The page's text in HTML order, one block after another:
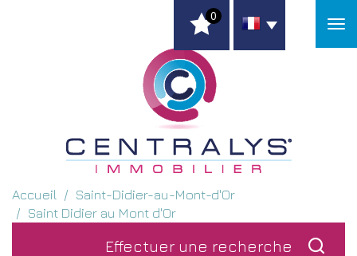
0
Accueil
Saint-Didier-au-Mont-d'Or
Saint Didier au Mont d'Or
Effectuer une recherche